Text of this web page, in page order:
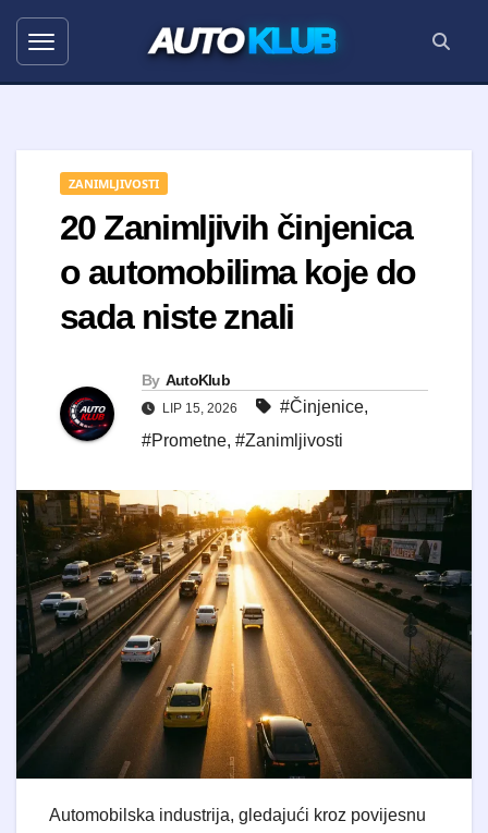
AUTOKLUB
ZANIMLJIVOSTI
20 Zanimljivih činjenica
o automobilima koje do
sada niste znali
By AutoKlub
LIP 15, 2026 #Činjenice,
#Prometne, #Zanimljivosti
Automobilska industrija, gledajući kroz povijesnu